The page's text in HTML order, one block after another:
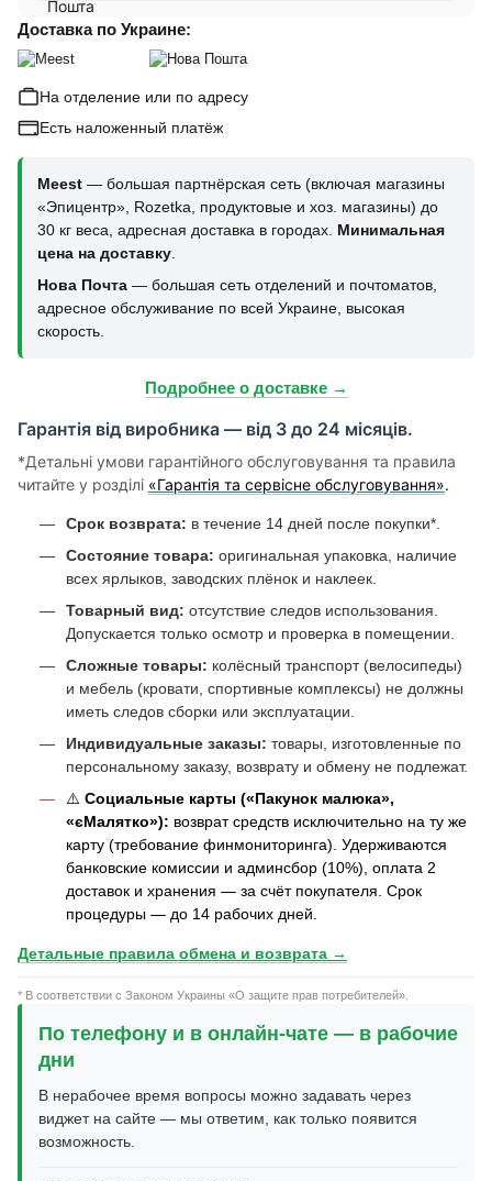
Доставка по Украине:
На отделение или по адресу
Есть наложенный платёж
Meest — большая партнёрская сеть (включая магазины
«Эпицентр», Rozetka, продуктовые и хоз. магазины) до
30 кг веса, адресная доставка в городах. Минимальная
цена на доставку
Нова Почта — большая сеть отделений и почтоматов,
адресное обслуживание по всей Украине, высокая
скорость.
Подробнее о доставке →
Гарантія від виробника — від 3 до 24 місяців.
*Детальні умови гарантійного обслуговування та правила
читайте у розділі «Гарантія та сервісне обслуговування».
Срок возврата: в течение 14 дней после покупки*.
Состояние товара: оригинальная упаковка, наличие
всех ярлыков, заводских плёнок и наклеек.
Товарный вид: отсутствие следов использования.
Допускается только осмотр и проверка в помещении.
Сложные товары: колёсный транспорт (велосипеды)
и мебель (кровати, спортивные комплексы) не должны
иметь следов сборки или эксплуатации.
Индивидуальные заказы: товары, изготовленные по
персональному заказу, возврату и обмену не подлежат.
⚠️ Социальные карты («Пакунок малюка»,
«єМалятко»): возврат средств исключительно на ту же
карту (требование финмониторинга). Удерживаются
банковские комиссии и админсбор (10%), оплата 2
доставок и хранения — за счёт покупателя. Срок
процедуры — до 14 рабочих дней.
Детальные правила обмена и возврата →
* В соответствии с Законом Украины «О защите прав потребителей».
По телефону и в онлайн-чате — в рабочие
дни
В нерабочее время вопросы можно задавать через
виджет на сайте — мы ответим, как только появится
возможность.